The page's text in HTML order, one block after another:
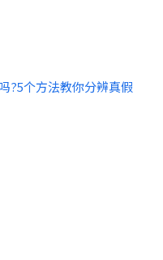
?5个方法教你分辨真假